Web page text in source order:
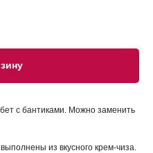
с бантиками. Можно заменить
из вкусного крем-чиза.